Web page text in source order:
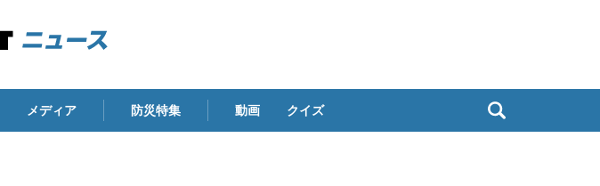
メディア 防災特集 動画 クイズ